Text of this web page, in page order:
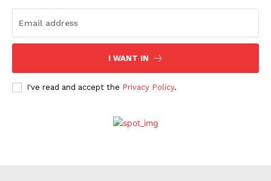
I WANT IN
I've read and accept the Privacy Policy.